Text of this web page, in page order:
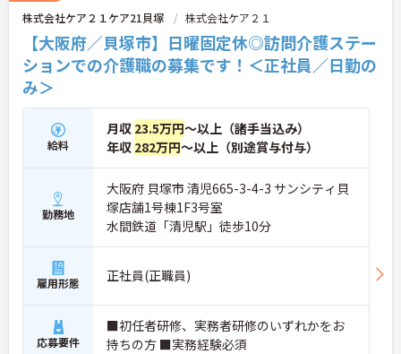
株式会社ケア２１ケア21貝塚 株式会社ケア２１
【大阪府／貝塚市】日曜固定休◎訪問介護ステー
ションでの介護職の募集です！＜正社員／日勤の
み＞
給料
月収 23.5万円～以上（諸手当込み）
年収 282万円～以上（別途賞与付与）
勤務地
大阪府 貝塚市 清児665-3-4-3 サンシティ貝
塚店舗1号棟1F3号室
水間鉄道「清児駅」徒歩10分
雇用形態 正社員(正職員)
応募要件
■初任者研修、実務者研修のいずれかをお
持ちの方 ■実務経験必須